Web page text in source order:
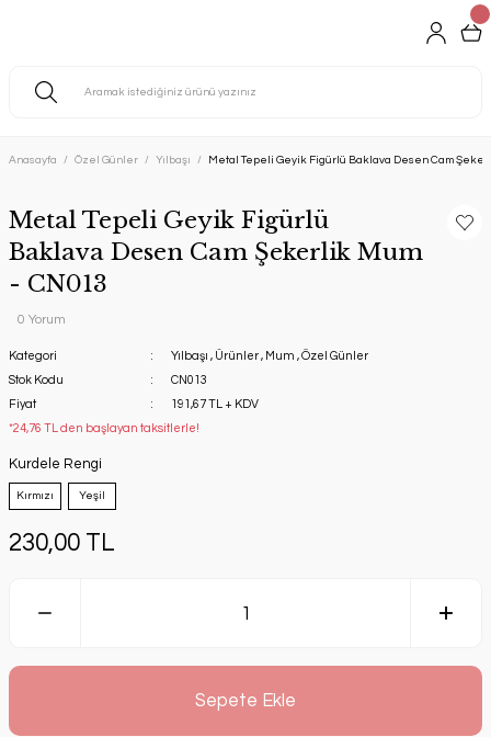
Anasayfa Özel Günler Yılbaşı Metal Tepeli Geyik Figürlü Baklava Desen Cam
Metal Tepeli Geyik Figürlü
Baklava Desen Cam Şekerlik Mum
- CN013
0 Yorum
Kategori Yılbaşı , Ürünler , Mum ,Özel Günler
Stok Kodu
CN013
Fiyat
191,67 TL + KDV
*24,76 TL den başlayan taksitlerle!
Kurdele Rengi
Kırmızı Yeşil
230,00 TL
Sepete Ekle